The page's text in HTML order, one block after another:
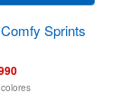
Sprints